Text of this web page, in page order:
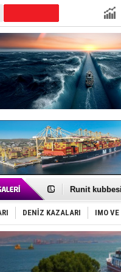
Fairline,
Runit
Dünyanın
Türk
Hüseyin
Hat-San
Med
DENİZ KAZALARI IMO VE